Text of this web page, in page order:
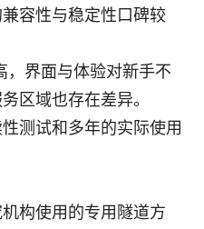
容性与稳定性口碑较
，界面与体验对新手不
区域也存在差异。
测试和多年的实际使用
构使用的专用隧道方